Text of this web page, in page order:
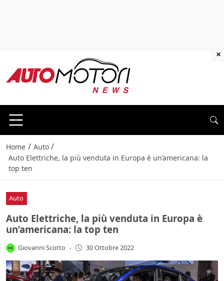
Home / Auto /
Auto Elettriche, la più venduta in Europa è un’americana: la
top ten
Auto
Auto Elettriche, la più venduta in Europa è
un’americana: la top ten
Giovanni Scotto - 30 Ottobre 2022
×